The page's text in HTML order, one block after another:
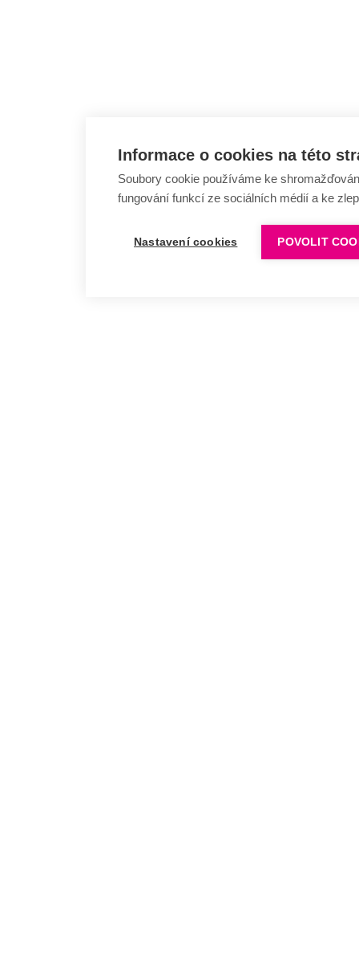
Informace o cookies na této
Soubory cookie používáme ke
fungování funkcí ze sociálních médií a ke
Nastavení cookies POVOLIT